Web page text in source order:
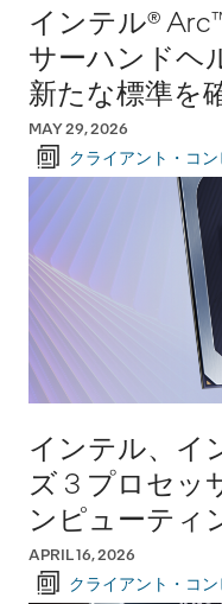
インテル®
サーハンドヘ
新たな標準を
MAY 29, 2026
クライアント・コ
インテル、イ
ズ 3 プロセッ
ンピューティ
APRIL 16, 2026
クライアント・コ